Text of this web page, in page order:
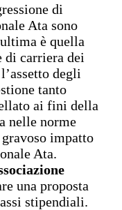
di
Ata sono
è quella
di carriera dei
degli
tanto
ai fini della
nelle norme
impatto
Ata.
una proposta
stipendiali.